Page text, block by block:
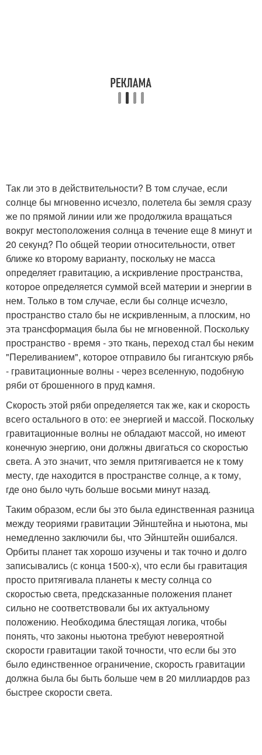
Так ли это в действительности? В том случае, если
солнце бы мгновенно исчезло, полетела бы земля сразу
же по прямой линии или же продолжила вращаться
вокруг местоположения солнца в течение еще 8 минут и
20 секунд? По общей теории относительности, ответ
ближе ко второму варианту, поскольку не масса
определяет гравитацию, а искривление пространства,
которое определяется суммой всей материи и энергии в
нем. Только в том случае, если бы солнце исчезло,
пространство стало бы не искривленным, а плоским, но
эта трансформация была бы не мгновенной. Поскольку
пространство - время - это ткань, переход стал бы неким
"Переливанием", которое отправило бы гигантскую рябь
- гравитационные волны - через вселенную, подобную
ряби от брошенного в пруд камня.
Скорость этой ряби определяется так же, как и скорость
всего остального в ото: ее энергией и массой. Поскольку
гравитационные волны не обладают массой, но имеют
конечную энергию, они должны двигаться со скоростью
света. А это значит, что земля притягивается не к тому
месту, где находится в пространстве солнце, а к тому,
где оно было чуть больше восьми минут назад.
Таким образом, если бы это была единственная разница
между теориями гравитации Эйнштейна и ньютона, мы
немедленно заключили бы, что Эйнштейн ошибался.
Орбиты планет так хорошо изучены и так точно и долго
записывались (с конца 1500-х), что если бы гравитация
просто притягивала планеты к месту солнца со
скоростью света, предсказанные положения планет
сильно не соответствовали бы их актуальному
положению. Необходима блестящая логика, чтобы
понять, что законы ньютона требуют невероятной
скорости гравитации такой точности, что если бы это
было единственное ограничение, скорость гравитации
должна была бы быть больше чем в 20 миллиардов раз
быстрее скорости света.